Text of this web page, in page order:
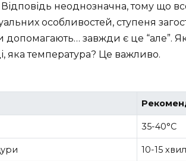
Відповідь неоднозначна, тому що
особливостей, ступеня
допомагають… завжди є це “але”.
яка температура? Це важливо.
35-40°C
10-15